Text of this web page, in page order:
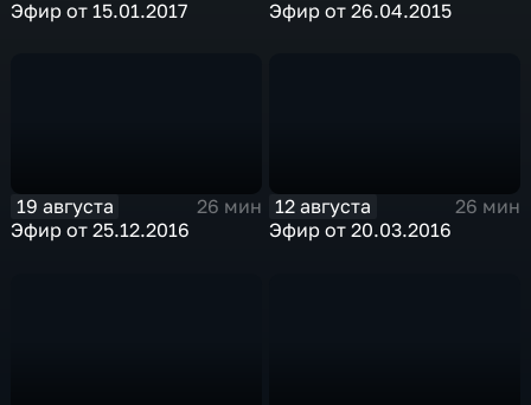
Эфир от 15.01.2017
Эфир от 26.04.2015
19 августа
26 мин
Эфир от 25.12.2016
12 августа
26 мин
Эфир от 20.03.2016